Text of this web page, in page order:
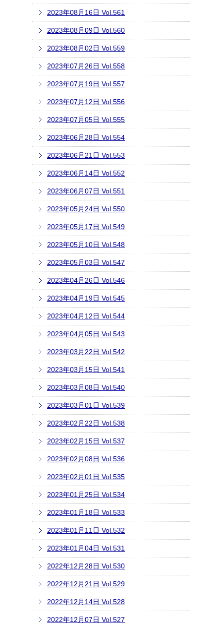
2023年08月16日 Vol.561
2023年08月09日 Vol.560
2023年08月02日 Vol.559
2023年07月26日 Vol.558
2023年07月19日 Vol.557
2023年07月12日 Vol.556
2023年07月05日 Vol.555
2023年06月28日 Vol.554
2023年06月21日 Vol.553
2023年06月14日 Vol.552
2023年06月07日 Vol.551
2023年05月24日 Vol.550
2023年05月17日 Vol.549
2023年05月10日 Vol.548
2023年05月03日 Vol.547
2023年04月26日 Vol.546
2023年04月19日 Vol.545
2023年04月12日 Vol.544
2023年04月05日 Vol.543
2023年03月22日 Vol.542
2023年03月15日 Vol.541
2023年03月08日 Vol.540
2023年03月01日 Vol.539
2023年02月22日 Vol.538
2023年02月15日 Vol.537
2023年02月08日 Vol.536
2023年02月01日 Vol.535
2023年01月25日 Vol.534
2023年01月18日 Vol.533
2023年01月11日 Vol.532
2023年01月04日 Vol.531
2022年12月28日 Vol.530
2022年12月21日 Vol.529
2022年12月14日 Vol.528
2022年12月07日 Vol.527